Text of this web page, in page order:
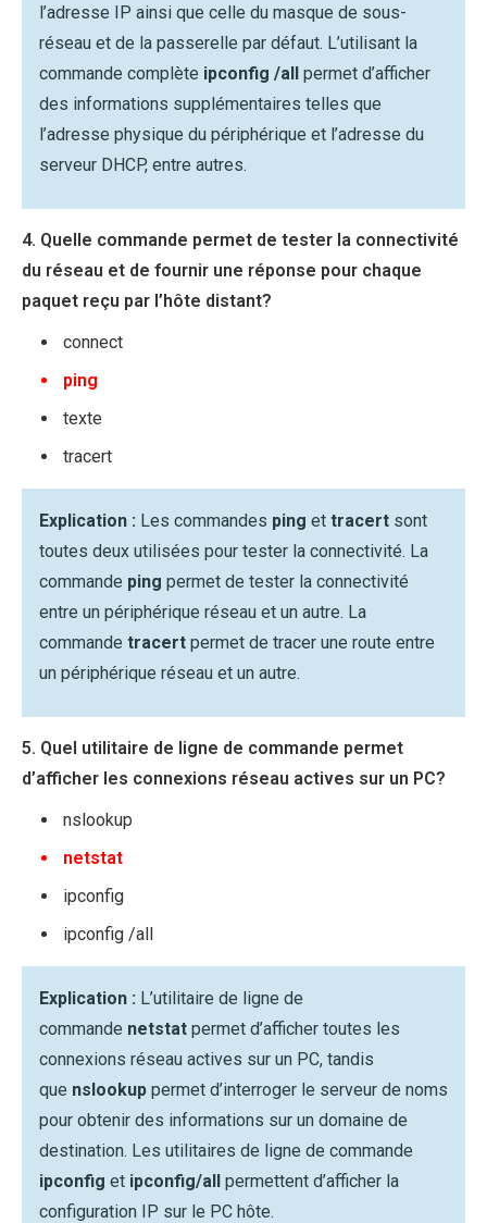
l’adresse IP ainsi que celle du masque de sous-
réseau et de la passerelle par défaut. L’utilisant la
commande complète ipconfig /all permet d’afficher
des informations supplémentaires telles que
l’adresse physique du périphérique et l’adresse du
serveur DHCP, entre autres.
4. Quelle commande permet de tester la connectivité
du réseau et de fournir une réponse pour chaque
paquet reçu par l’hôte distant?
connect
ping
texte
tracert
Explication : Les commandes ping et tracert sont
toutes deux utilisées pour tester la connectivité. La
commande ping permet de tester la connectivité
entre un périphérique réseau et un autre. La
commande tracert permet de tracer une route entre
un périphérique réseau et un autre.
5. Quel utilitaire de ligne de commande permet
d’afficher les connexions réseau actives sur un PC?
nslookup
netstat
ipconfig
ipconfig /all
Explication : L’utilitaire de ligne de
commande netstat permet d’afficher toutes les
connexions réseau actives sur un PC, tandis
que nslookup permet d’interroger le serveur de noms
pour obtenir des informations sur un domaine de
destination. Les utilitaires de ligne de commande
ipconfig et ipconfig/all permettent d’afficher la
configuration IP sur le PC hôte.